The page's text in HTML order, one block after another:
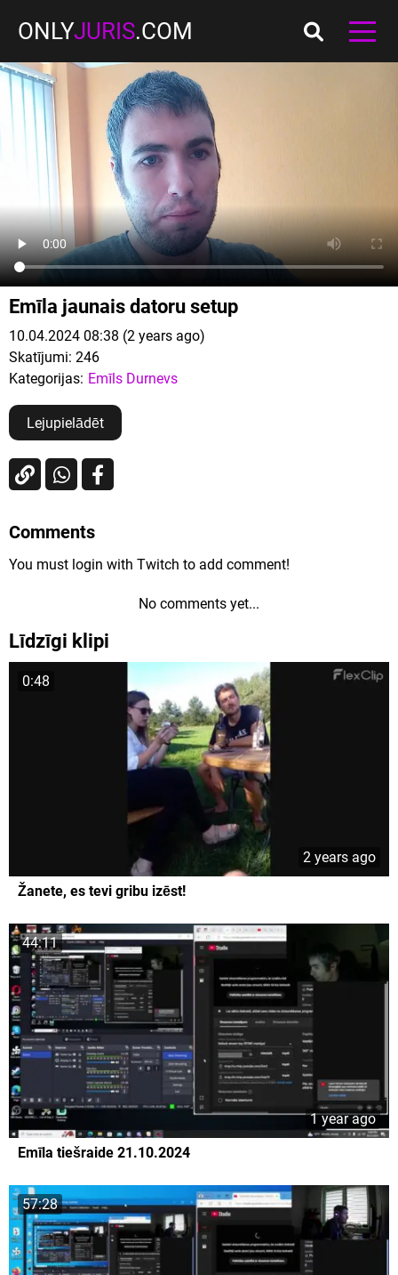
ONLYJURIS.COM
Emīla jaunais datoru setup
10.04.2024 08:38 (2 years ago)
Skatījumi: 246
Kategorijas: Emīls Durnevs
Lejupielādēt
Comments
You must login with Twitch to add comment!
No comments yet...
Līdzīgi klipi
0:48
2 years ago
Žanete, es tevi gribu izēst!
44:11
1 year ago
Emīla tiešraide 21.10.2024
57:28